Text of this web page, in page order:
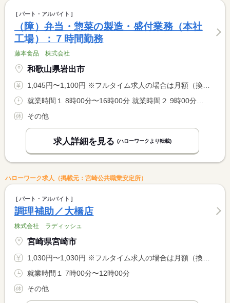
パート・アルバイト
（障）弁当・惣菜の製造・盛付業務（本社
工場）：７時間勤務
藤本食品 株式会社
和歌山県岩出市
1,045円〜1,100円 ※フルタイム求人の場合は月額（換算額）、パート求人の場合は時間額を表示しています。
就業時間１ 8時00分〜16時00分 就業時間２ 9時00分〜17時00分 就業時間３ 6時00分〜14時00分 就業時間に関する特記事項 （４）７：００〜１５：００ <BR> ＊就業時間の詳細については特記事項参照 <BR> ＊勤務時間は選択可能です。希望がある場合はご相談ください。
その他
求人詳細を見る (ハローワークより転載)
ハローワーク求人（掲載元：宮崎公共職業安定所）
パート・アルバイト
調理補助／大橋店
株式会社 ラディッシュ
宮崎県宮崎市
1,030円〜1,030円 ※フルタイム求人の場合は月額（換算額）、パート求人の場合は時間額を表示しています。
就業時間１ 7時00分〜12時00分
その他